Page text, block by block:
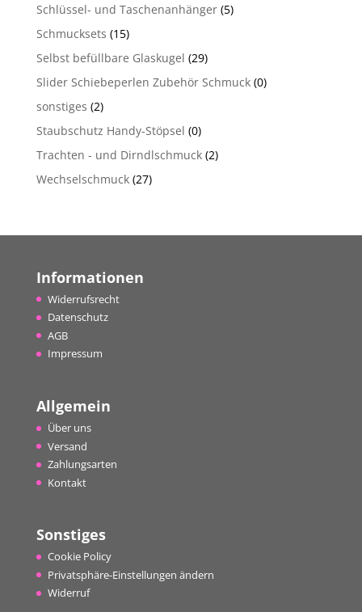
Schlüssel- und Taschenanhänger (5)
Schmucksets (15)
Selbst befüllbare Glaskugel (29)
Slider Schiebeperlen Zubehör Schmuck (0)
sonstiges (2)
Staubschutz Handy-Stöpsel (0)
Trachten - und Dirndlschmuck (2)
Wechselschmuck (27)
Informationen
Widerrufsrecht
Datenschutz
AGB
Impressum
Allgemein
Über uns
Versand
Zahlungsarten
Kontakt
Sonstiges
Cookie Policy
Privatsphäre-Einstellungen ändern
Widerruf